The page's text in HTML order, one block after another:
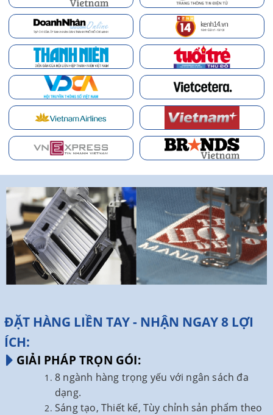
ĐẶT HÀNG LIỀN TAY - NHẬN NGAY 8 LỢI
ÍCH:
GIẢI PHÁP TRỌN GÓI:
8 ngành hàng trọng yếu với ngân sách đa
dạng.
Sáng tạo, Thiết kế, Tùy chỉnh sản phẩm theo